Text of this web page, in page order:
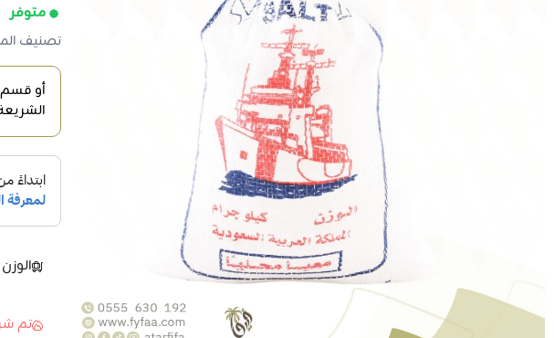
متوفر
تصنيف
أو قسم
الوزن
تم